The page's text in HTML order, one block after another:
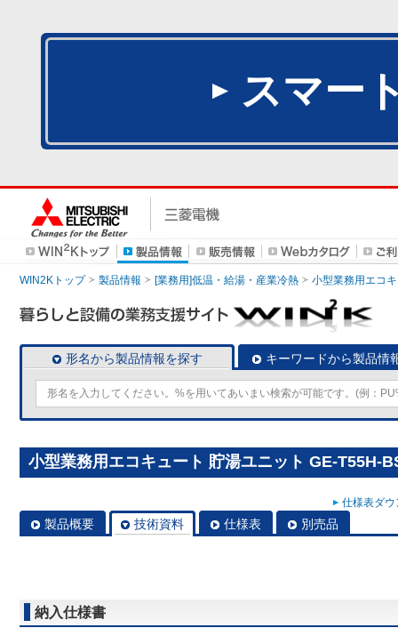
スマー
WIN2Kトップ 製品情報 [業務用]低温・給湯・産業冷熱 小型業務用エコ
形名から製品情報を探す キーワードから製品情
小型業務用エコキュート 貯湯ユニット GE-T55H-
仕様表ダ
製品概要 技術資料 仕様表 別売品
納入仕様書